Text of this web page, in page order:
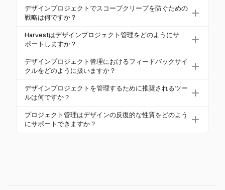
イルと従来の方法を組み合わせたハイブリッドアプ
ローチも有益で、変化に適応しながら構造を維持す
る柔軟性を提供します。
デザイナーは、クリエイティブな野心と測定可能な
ビジネス目標を調和させる統一されたビジョンを確
標をバランスさせることができます。定期的なクロ
スファンクショナルミーティングやデータに基づく
インサイトは、このバランスを維持するのに役立
ち、両方の分野が優先されることを保証します。
デザインプロジェクトでスコープクリープを防ぐための
戦略は何ですか？
スコープクリープを防ぐには、最初から明確なプロ
ジェクトスコープを定義し、整合性を確保するため
ことが重要です。変更管理プロセスを実施し、クラ
イアントとの透明なコミュニケーションを維持する
ことで、スコープの問題をさらに最小限に抑えるこ
とができます。
Harvestはデザインプロジェクト管理をどのようにサ
ポートしますか？
Harvestは、強力な時間追跡とプロジェクト予算管理
ツールを提供することで、デザインプロジェクト管
がプロジェクトを効率的に管理し、クリエイティブ
とビジネスの目標を予算やタイムラインを超えずに
達成できるようにします。
デザインプロジェクト管理におけるフィードバックサイ
クルをどのように扱いますか？
フィードバックサイクルを効果的に扱うには、
フィードバックを集める前に十分に準備し、フィー
ンドイッチ」のような建設的な方法を使用して批評
を行います。フィードバックを重要なポイントに制
デザインプロジェクトを管理するために推奨されるツー
ルは何ですか？
タスク管理、コラボレーション、時間追跡を提供す
るツールは、デザインプロジェクトを効果的に管理
プロジェクト管理はデザインの反復的な性質をどのよう
にサポートできますか？